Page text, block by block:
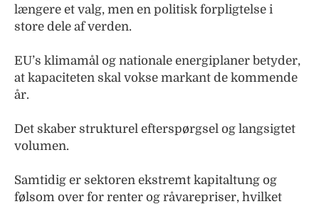
længere et valg, men en politisk forpligtelse i
store dele af verden.
EU’s klimamål og nationale energiplaner betyder,
at kapaciteten skal vokse markant de kommende
år.
Det skaber strukturel efterspørgsel og langsigtet
volumen.
Samtidig er sektoren ekstremt kapitaltung og
følsom over for renter og råvarepriser, hvilket